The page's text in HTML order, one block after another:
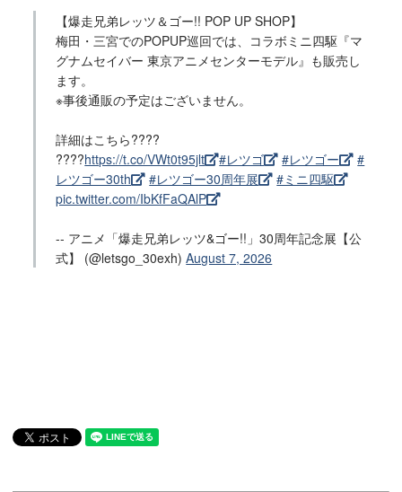
【爆走兄弟レッツ＆ゴー!! POP UP SHOP】
梅田・三宮でのPOPUP巡回では、コラボミニ四駆『マ
グナムセイバー 東京アニメセンターモデル』も販売し
ます。
※事後通販の予定はございません。
詳細はこちら????
????https://t.co/VWt0t95jlt #レツゴ #レツゴー
#
レツゴー30th
#レツゴー30周年展
#ミニ四駆
pic.twitter.com/IbKfFaQAlP
-- アニメ「爆走兄弟レッツ&ゴー!!」30周年記念展【公
式】 (@letsgo_30exh)August 7, 2026